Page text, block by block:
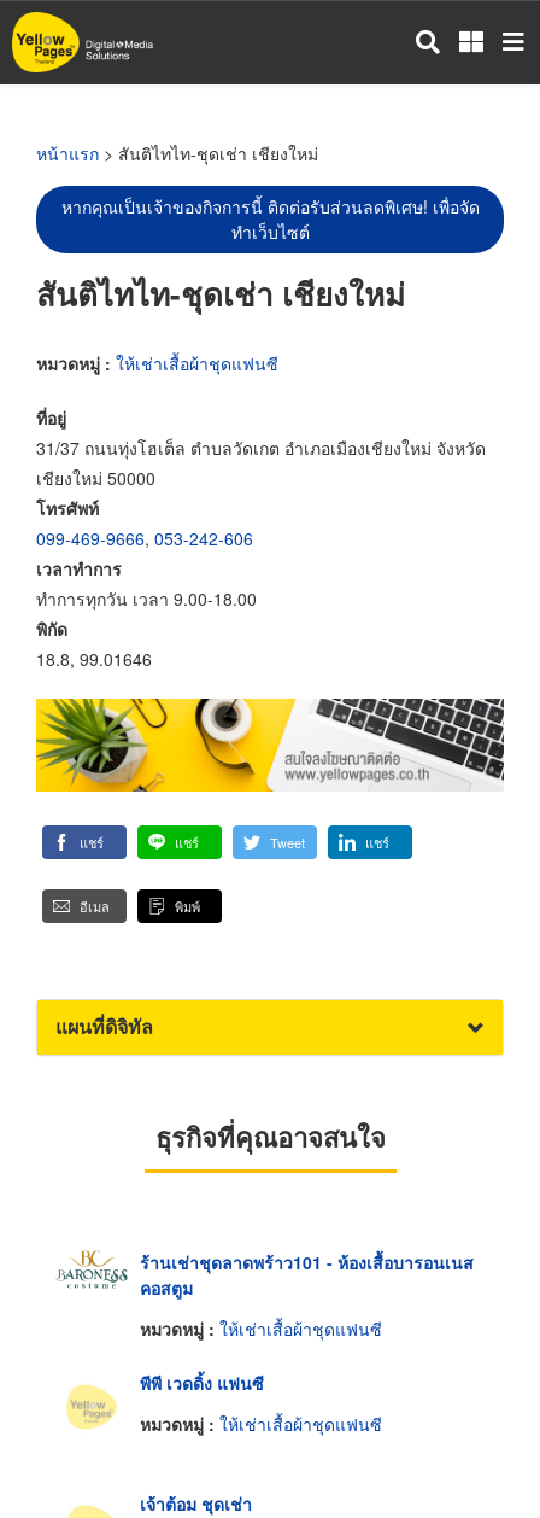
ข้าม
ไป
หน้าแรก > สันติไทไท-ชุดเช่า เชียงใหม่
หากคุณเป็นเจ้าของกิจการนี้ ติดต่อรับส่วนลดพิเศษ! เพื่อจัด
ทำเว็บไซต์
สันติไทไท-ชุดเช่า เชียงใหม่
หมวดหมู่ : ให้เช่าเสื้อผ้าชุดแฟนซี
ที่อยู่
31/37 ถนนทุ่งโฮเต็ล ตำบลวัดเกต อำเภอเมืองเชียงใหม่ จังหวัด
เชียงใหม่ 50000
โทรศัพท์
099-469-9666, 053-242-606
เวลาทำการ
ทำการทุกวัน เวลา 9.00-18.00
พิกัด
18.8, 99.01646
แชร์ แชร์ Tweet แชร์
อีเมล พิมพ์
แผนที่ดิจิทัล
ธุรกิจที่คุณอาจสนใจ
ร้านเช่าชุดลาดพร้าว101 - ห้องเสื้อบารอนเนส
คอสตูม
หมวดหมู่ : ให้เช่าเสื้อผ้าชุดแฟนซี
พีพี เวดดิ้ง แฟนซี
หมวดหมู่ : ให้เช่าเสื้อผ้าชุดแฟนซี
เจ้าต้อม ชุดเช่า